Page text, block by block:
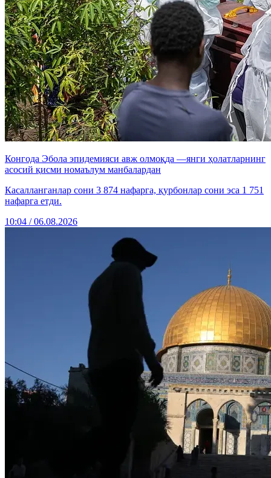
Конгода Эбола эпидемияси авж олмоқда —янги ҳолатларнинг
асосий қисми номаълум манбалардан
Касалланганлар сони 3 874 нафарга, қурбонлар сони эса 1 751
нафарга етди.
10:04 / 06.08.2026